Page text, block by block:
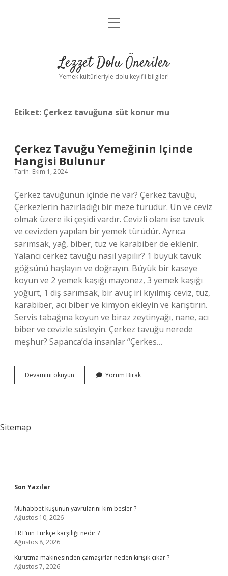
Anasayfa
Yasal Uyarı
menüyü
Lezzet Dolu Öneriler
Yemek kültürleriyle dolu keyifli bilgiler!
Etiket: Çerkez tavuğuna süt konur mu
Çerkez Tavuğu Yemeğinin Içinde
Hangisi Bulunur
Tarih: Ekim 1, 2024
Çerkez tavuğunun içinde ne var? Çerkez tavuğu,
Çerkezlerin hazırladığı bir meze türüdür. Un ve ceviz
olmak üzere iki çeşidi vardır. Cevizli olanı ise tavuk
ve cevizden yapılan bir yemek türüdür. Ayrıca
sarımsak, yağ, biber, tuz ve karabiber de eklenir.
Yalancı cerkez tavuğu nasıl yapılır? 1 büyük tavuk
göğsünü haşlayın ve doğrayın. Büyük bir kaseye
koyun ve 2 yemek kaşığı mayonez, 3 yemek kaşığı
yoğurt, 1 diş sarımsak, bir avuç iri kıyılmış ceviz, tuz,
karabiber, acı biber ve kimyon ekleyin ve karıştırın.
Servis tabağına koyun ve biraz zeytinyağı, nane, acı
biber ve cevizle süsleyin. Çerkez tavuğu nerede
meşhur? Sapanca’da insanlar “Çerkes…
Devamını okuyun
Tavuğu
Yorum Bırak
Sitemap
Sidebar
Son Yazılar
Muhabbet kuşunun yavrularını kim besler ?
Ağustos 10, 2026
TRT’nin Türkçe karşılığı nedir ?
Ağustos 8, 2026
Kurutma makinesinden çamaşırlar neden kırışık çıkar ?
Ağustos 7, 2026